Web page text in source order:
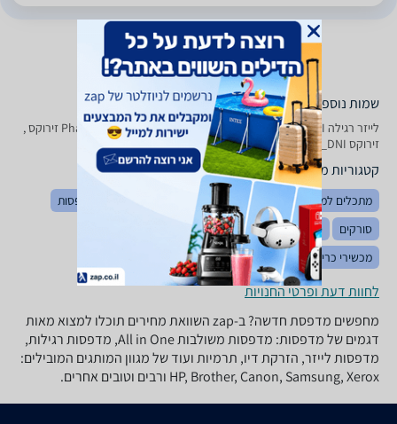
שמות נוספים לדגם
‏לייזר ‏רגילה Xerox Phaser 3260 V_DNI זירוקס, Phaser 3260V_DNI זירוקס ,
זירוקס Phaser 3260V_DNI
קטגוריות משלימות
מתכלים למדפסות תלת מימד מחשבי All in one
שרתי מדפסות
סורקים
סורקים יעודיים מכונות צילום
מכשירי כריכה ולמינציה
דיו וטונרים מדיה להדפסה
לחוות דעת ופרטי החנויות
מחפשים מדפסת חדשה? ב-zap השוואת מחירים תוכלו למצוא מאות
דגמים של מדפסות: מדפסות משולבות All in One, מדפסות רגילות,
מדפסות לייזר, הזרקת דיו, תרמיות ועוד של מגוון המותגים המובילים:
HP, Brother, Canon, Samsung, Xerox ורבים וטובים אחרים.